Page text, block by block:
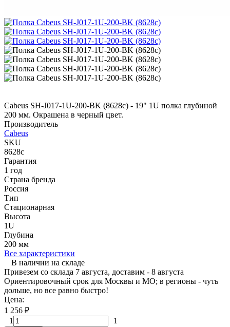
Cabeus SH-J017-1U-200-BK (8628c) - 19" 1U полка глубиной
200 мм. Окрашена в черный цвет.
Производитель
Cabeus
SKU
8628c
Гарантия
1 год
Страна бренда
Россия
Тип
Стационарная
Высота
1U
Глубина
200 мм
Все характеристики
В наличии на складе
Привезем со склада 7 августа, доставим - 8 августа
Ориентировочный срок для Москвы и МО; в регионы - чуть
дольше, но все равно быстро!
Цена:
1 256 ₽
1
1